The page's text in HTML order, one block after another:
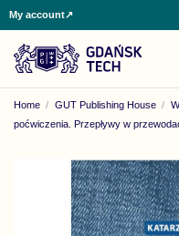
My account↗
Home GUT Publishing House
poćwiczenia. Przepływy w